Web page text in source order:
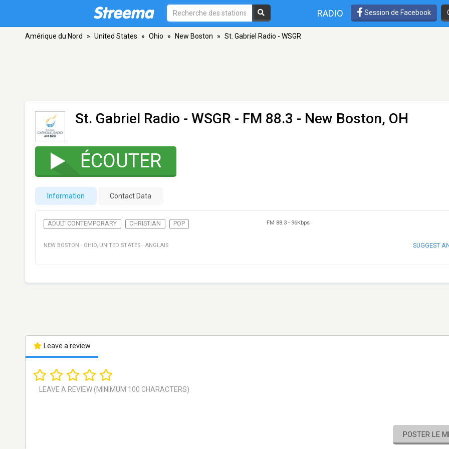
RADIO Session de Facebook
Amérique du Nord » United States » Ohio » New Boston » St. Gabriel Radio - WSGR
St. Gabriel Radio - WSGR - FM 88.3 - New Boston, OH
ÉCOUTER
Information Contact Data
ADULT CONTEMPORARY CHRISTIAN POP FM 88.3 - 96Kbps
NEW BOSTON · OHIO, UNITED STATES · ANGLAIS SUGGEST
Leave a review
POSTER LE